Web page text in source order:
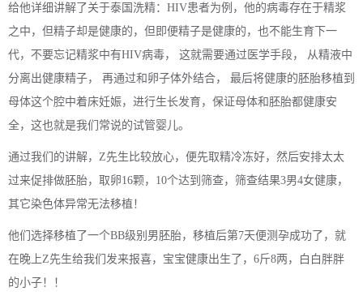
给他详细讲解了关于泰国洗精：HIV患者为例，他的病毒存在于精浆
之中，但精子却是健康的，但即便精子是健康的，也不能生育下一
代，不要忘记精浆中有HIV病毒， 这就需要通过医学手段， 从精液中
分离出健康精子， 再通过和卵子体外结合， 最后将健康的胚胎移植到
母体这个腔中着床妊娠，进行生长发育，保证母体和胚胎都健康安
全，这也就是我们常说的试管婴儿。
通过我们的讲解，Z先生比较放心，便先取精冷冻好，然后安排太太
过来促排做胚胎，取卵16颗，10个达到筛查，筛查结果3男4女健康，
其它染色体异常无法移植！
他们选择移植了一个BB级别男胚胎，移植后第7天便测孕成功了，就
在晚上Z先生给我们发来报喜，宝宝健康出生了，6斤8两，白白胖胖
的小子！！